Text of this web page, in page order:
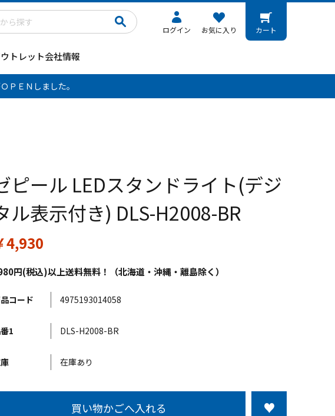
ログイン お気に入り カート
トレット会社情報
ＰＥＮしました。
円(税込)以上送料無料！（北海道・沖縄・離島除く）
ピール LEDスタンドライト(デジ
ル表示付き) DLS-H2008-BR
4,930
コード 4975193014058
1 DLS-H2008-BR
在庫あり
買い物かごへ入れる